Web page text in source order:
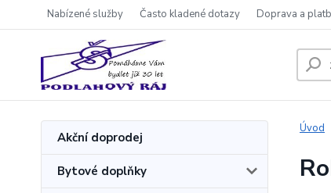
Nabízené služby Často kladené dotazy Doprava a
Akční doprodej
Bytové doplňky
Úvod